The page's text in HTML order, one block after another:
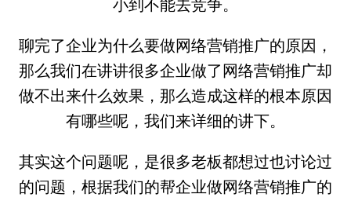
小到不能去竞争。
聊完了企业为什么要做网络营销推广的原因，
那么我们在讲讲很多企业做了网络营销推广却
做不出来什么效果，那么造成这样的根本原因
有哪些呢，我们来详细的讲下。
其实这个问题呢，是很多老板都想过也讨论过
的问题，根据我们的帮企业做网络营销推广的